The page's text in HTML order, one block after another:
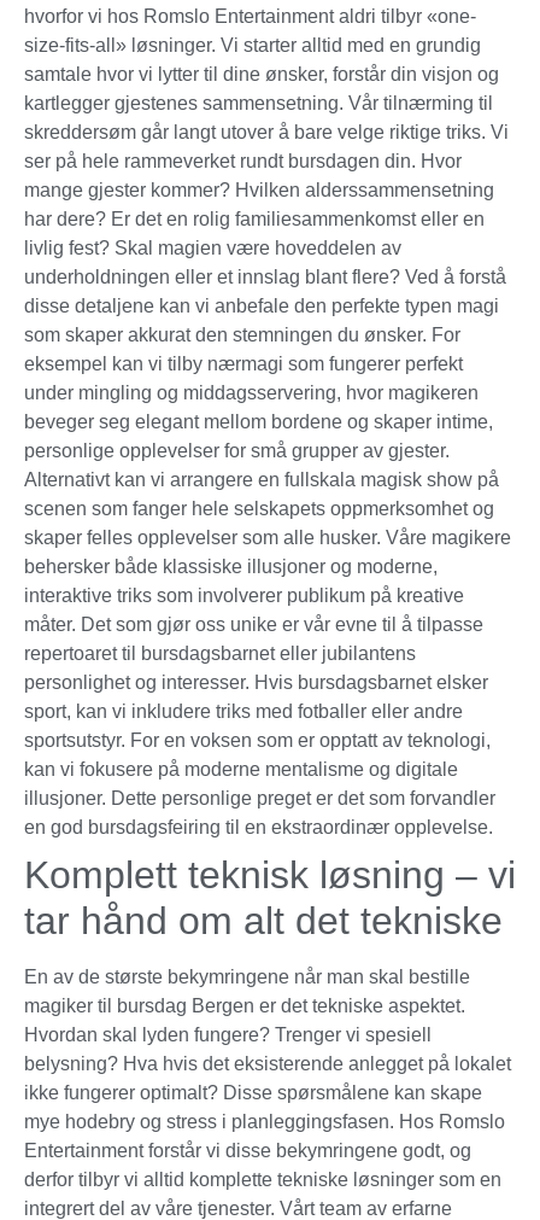
hvorfor vi hos Romslo Entertainment aldri tilbyr «one-
size-fits-all» løsninger. Vi starter alltid med en grundig
samtale hvor vi lytter til dine ønsker, forstår din visjon og
kartlegger gjestenes sammensetning. Vår tilnærming til
skreddersøm går langt utover å bare velge riktige triks. Vi
ser på hele rammeverket rundt bursdagen din. Hvor
mange gjester kommer? Hvilken alderssammensetning
har dere? Er det en rolig familiesammenkomst eller en
livlig fest? Skal magien være hoveddelen av
underholdningen eller et innslag blant flere? Ved å forstå
disse detaljene kan vi anbefale den perfekte typen magi
som skaper akkurat den stemningen du ønsker. For
eksempel kan vi tilby nærmagi som fungerer perfekt
under mingling og middagsservering, hvor magikeren
beveger seg elegant mellom bordene og skaper intime,
personlige opplevelser for små grupper av gjester.
Alternativt kan vi arrangere en fullskala magisk show på
scenen som fanger hele selskapets oppmerksomhet og
skaper felles opplevelser som alle husker. Våre magikere
behersker både klassiske illusjoner og moderne,
interaktive triks som involverer publikum på kreative
måter. Det som gjør oss unike er vår evne til å tilpasse
repertoaret til bursdagsbarnet eller jubilantens
personlighet og interesser. Hvis bursdagsbarnet elsker
sport, kan vi inkludere triks med fotballer eller andre
sportsutstyr. For en voksen som er opptatt av teknologi,
kan vi fokusere på moderne mentalisme og digitale
illusjoner. Dette personlige preget er det som forvandler
en god bursdagsfeiring til en ekstraordinær opplevelse.
Komplett teknisk løsning – vi
tar hånd om alt det tekniske
En av de største bekymringene når man skal bestille
magiker til bursdag Bergen er det tekniske aspektet.
Hvordan skal lyden fungere? Trenger vi spesiell
belysning? Hva hvis det eksisterende anlegget på lokalet
ikke fungerer optimalt? Disse spørsmålene kan skape
mye hodebry og stress i planleggingsfasen. Hos Romslo
Entertainment forstår vi disse bekymringene godt, og
derfor tilbyr vi alltid komplette tekniske løsninger som en
integrert del av våre tjenester. Vårt team av erfarne